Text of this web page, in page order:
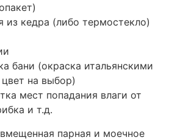
из кедра (либо термостекло)
бани (окраска итальянскими
на выбор)
мест попадания влаги от
и т.д.
парная и моечное